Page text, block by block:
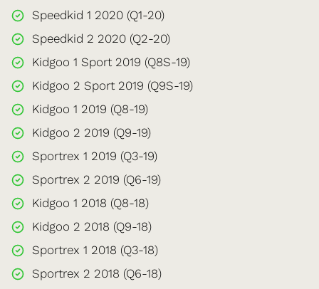
Speedkid 1 2020 (Q1-20)
Speedkid 2 2020 (Q2-20)
Kidgoo 1 Sport 2019 (Q8S-19)
Kidgoo 2 Sport 2019 (Q9S-19)
Kidgoo 1 2019 (Q8-19)
Kidgoo 2 2019 (Q9-19)
Sportrex 1 2019 (Q3-19)
Sportrex 2 2019 (Q6-19)
Kidgoo 1 2018 (Q8-18)
Kidgoo 2 2018 (Q9-18)
Sportrex 1 2018 (Q3-18)
Sportrex 2 2018 (Q6-18)